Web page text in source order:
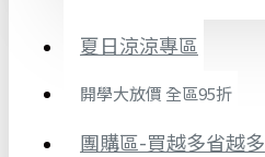
夏日涼涼專區
開學大放價 全區95折
團購區-買越多省越多